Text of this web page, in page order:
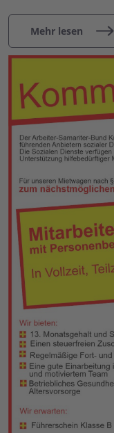
Mehr lesen